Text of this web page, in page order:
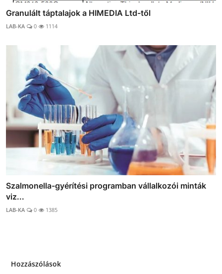
Granulált táptalajok a HIMEDIA Ltd-től
LAB-KA 0 1114
Szalmonella-gyérítési programban vállalkozói minták
viz...
LAB-KA 0 1385
Hozzászólások